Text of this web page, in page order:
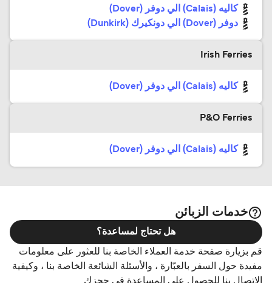
كاليه (Calais) الي دوفر (Dover)
دوفر (Dover) الي دونكيرك (Dunkirk)
Irish Ferries
كاليه (Calais) الي دوفر (Dover)
P&O Ferries
كاليه (Calais) الي دوفر (Dover)
خدمات الزبائن
قم بزيارة صفحة خدمة العملاء الخاصة بنا للعثور على معلومات
مفيدة حول السفر بالعبّارة ، والأسئلة الشائعة الخاصة بنا ، وكيفية
الاتصال بنا للحصول على المساعدة في حجزك
هل تحتاج لمساعدة؟